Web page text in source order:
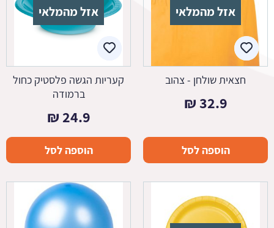
אזל מהמלאי
חצאית שולחן - צהוב
32.9
₪
הוספה לסל
אזל מהמלאי
קעריות הגשה פלסטיק כחול
ברמודה
24.9
₪
הוספה לסל